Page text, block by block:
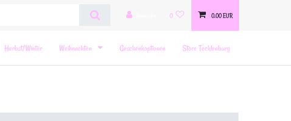
0 0,00 EUR
Herbst/Winter Weihnachten Geschenkoptionen Store Tecklenburg